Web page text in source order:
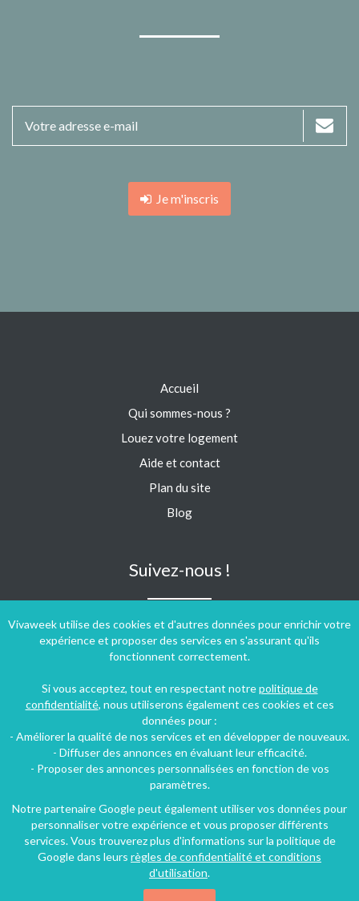
Je m'inscris
Vivaweek utilise des cookies et d'autres données pour enrichir votre
expérience et proposer des services en s'assurant qu'ils
fonctionnent correctement.
Si vous acceptez, tout en respectant notrepolitique de
confidentialité, nous utiliserons également ces cookies et ces
données pour :
- Améliorer la qualité de nos services et en développer de nouveaux.
- Diffuser des annonces en évaluant leur efficacité.
- Proposer des annonces personnalisées en fonction de vos
paramètres.
Notre partenaire Google peut également utiliser vos données pour
personnaliser votre expérience et vous proposer différents
services. Vous trouverez plus d'informations sur la politique de
Google dans leurs règles de confidentialité et conditions
d'utilisation.
Accueil
Qui sommes-nous ?
Louez votre logement
Aide et contact
Plan du site
Blog
Suivez-nous !
Conditions générales d'utilisation- Politique de confidentialité
Copyright © 2009 ‐ 2026 Vivaweek ‐ Tous droits réservés ‐
Dernière mise à jour du site : 07 août 2026